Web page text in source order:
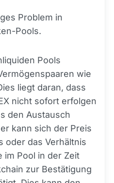
Problem in
Pools.
Pools
wie
liegt daran, dass
nicht sofort erfolgen
den Austausch
kann sich der Preis
oder das Verhältnis
im Pool in der Zeit
zur Bestätigung